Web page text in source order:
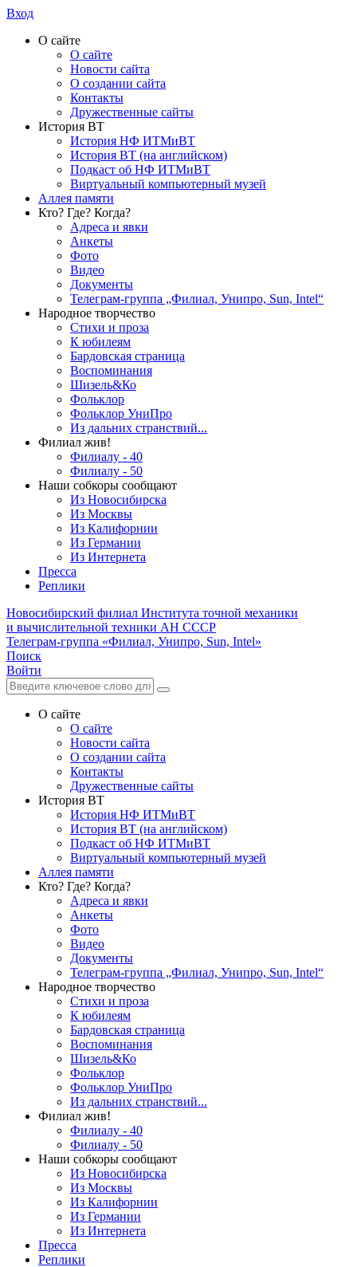
Вход
О сайте
О сайте
Новости сайта
О создании сайта
Контакты
Дружественные сайты
История ВТ
История НФ ИТМиВТ
История ВТ (на английском)
Подкаст об НФ ИТМиВТ
Виртуальный компьютерный музей
Аллея памяти
Кто? Где? Когда?
Адреса и явки
Анкеты
Фото
Видео
Документы
Телеграм-группа „Филиал, Унипро, Sun, Intel“
Народное творчество
Стихи и проза
К юбилеям
Бардовская страница
Воспоминания
Шизель&Ко
Фольклор
Фольклор УниПро
Из дальних странствий...
Филиал жив!
Филиалу - 40
Филиалу - 50
Наши собкоры сообщают
Из Новосибирска
Из Москвы
Из Калифорнии
Из Германии
Из Интернета
Пресса
Реплики
Новосибирский филиал Института точной механики
и вычислительной техники АН СССР
Телеграм-группа «Филиал, Унипро, Sun, Intel»
Поиск
Войти
О сайте
О сайте
Новости сайта
О создании сайта
Контакты
Дружественные сайты
История ВТ
История НФ ИТМиВТ
История ВТ (на английском)
Подкаст об НФ ИТМиВТ
Виртуальный компьютерный музей
Аллея памяти
Кто? Где? Когда?
Адреса и явки
Анкеты
Фото
Видео
Документы
Телеграм-группа „Филиал, Унипро, Sun, Intel“
Народное творчество
Стихи и проза
К юбилеям
Бардовская страница
Воспоминания
Шизель&Ко
Фольклор
Фольклор УниПро
Из дальних странствий...
Филиал жив!
Филиалу - 40
Филиалу - 50
Наши собкоры сообщают
Из Новосибирска
Из Москвы
Из Калифорнии
Из Германии
Из Интернета
Пресса
Реплики